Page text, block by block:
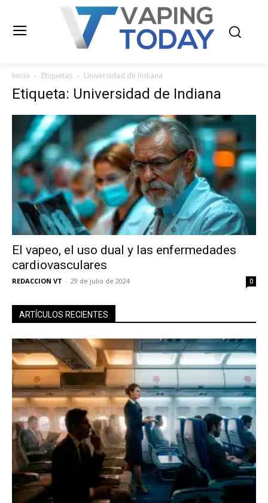
Inicio Etiquetas Universidad de Indiana
Etiqueta: Universidad de Indiana
El vapeo, el uso dual y las enfermedades
cardiovasculares
REDACCION VT - 29 de julio de 2024 0
ARTÍCULOS RECIENTES